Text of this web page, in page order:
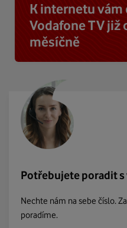
K internetu vám
Vodafone TV již
měsíčně
Potřebujete poradit s
Nechte nám na sebe číslo.
poradíme.